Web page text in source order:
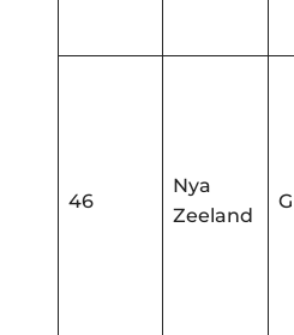
46
Nya
Zeeland
G